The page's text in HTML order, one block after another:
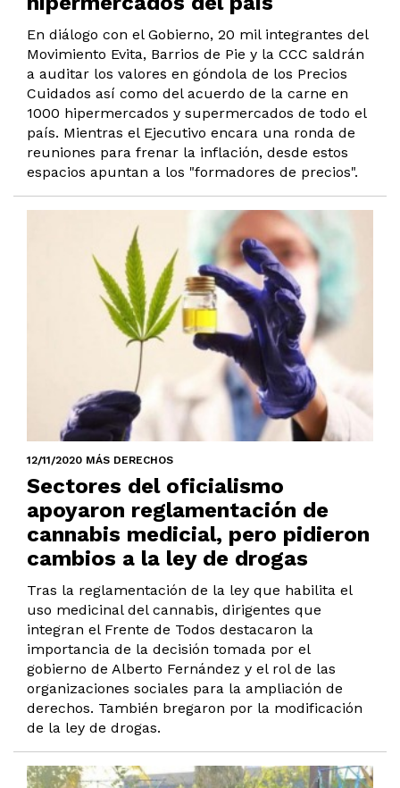
En diálogo con el Gobierno, 20 mil integrantes del
Movimiento Evita, Barrios de Pie y la CCC saldrán
a auditar los valores en góndola de los Precios
Cuidados así como del acuerdo de la carne en
1000 hipermercados y supermercados de todo el
país. Mientras el Ejecutivo encara una ronda de
reuniones para frenar la inflación, desde estos
espacios apuntan a los "formadores de precios".
12/11/2020 MÁS DERECHOS
Sectores del oficialismo
apoyaron reglamentación de
cannabis medicial, pero pidieron
cambios a la ley de drogas
Tras la reglamentación de la ley que habilita el
uso medicinal del cannabis, dirigentes que
integran el Frente de Todos destacaron la
importancia de la decisión tomada por el
gobierno de Alberto Fernández y el rol de las
organizaciones sociales para la ampliación de
derechos. También bregaron por la modificación
de la ley de drogas.